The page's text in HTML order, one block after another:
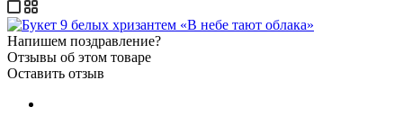
Напишем поздравление?
Отзывы об этом товаре
Оставить отзыв